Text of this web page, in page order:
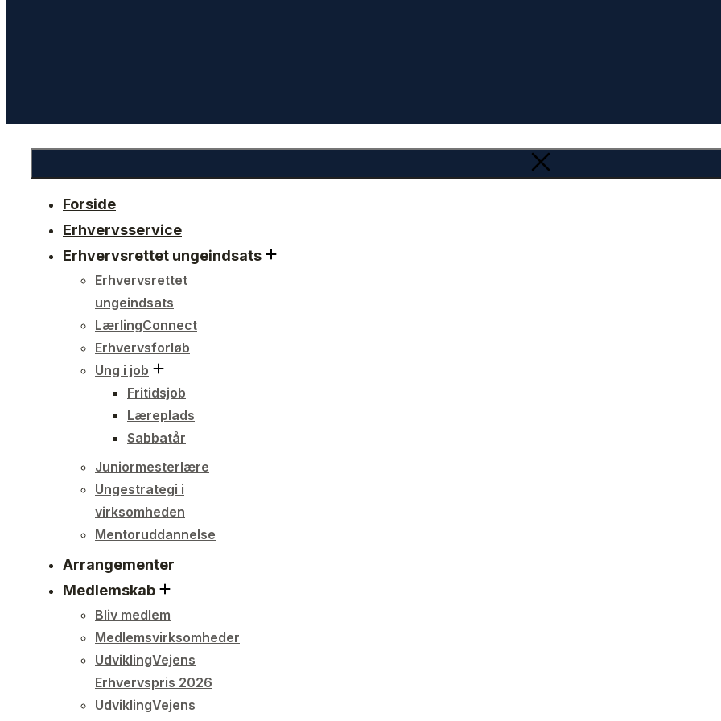
Forside
Erhvervsservice
Erhvervsrettet ungeindsats
Erhvervsrettet
ungeindsats
LærlingConnect
Erhvervsforløb
Ung i job
Fritidsjob
Læreplads
Sabbatår
Juniormesterlære
Ungestrategi i
virksomheden
Mentoruddannelse
Arrangementer
Medlemskab
Bliv medlem
Medlemsvirksomheder
UdviklingVejens
Erhvervspris 2026
UdviklingVejens